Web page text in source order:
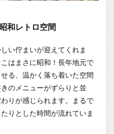
和レトロ空間
い佇まいが迎えてくれま
はまさに昭和！長年地元で
る、温かく落ち着いた空間
のメニューがずらりと並
りが感じられます。まるで
りとした時間が流れていま